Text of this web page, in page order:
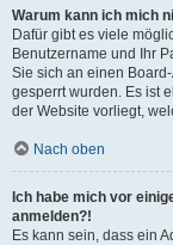
Warum kann ich mich
Dafür gibt es viele
Benutzername und Ihr
Sie sich an einen
gesperrt wurden. Es ist
der Website vorliegt,
Nach oben
Ich habe mich vor
anmelden?!
Es kann sein, dass ein